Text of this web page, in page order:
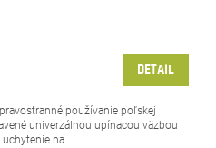
DETAIL
používanie poľskej
univerzálnou upínacou väzbou
na...